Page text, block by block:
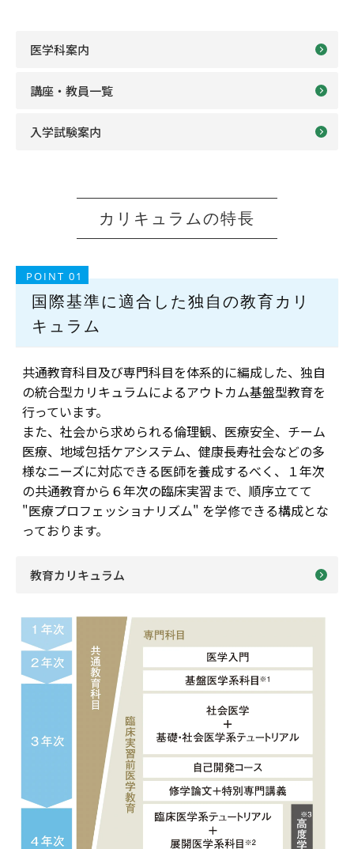
医学科案内
講座・教員一覧
入学試験案内
カリキュラムの特長
POINT 01
国際基準に適合した独自の教育カリ
キュラム
共通教育科目及び専門科目を体系的に編成した、独自
の統合型カリキュラムによるアウトカム基盤型教育を
行っています。
また、社会から求められる倫理観、医療安全、チーム
医療、地域包括ケアシステム、健康長寿社会などの多
様なニーズに対応できる医師を養成するべく、１年次
の共通教育から６年次の臨床実習まで、順序立てて
"医療プロフェッショナリズム" を学修できる構成とな
っております。
教育カリキュラム